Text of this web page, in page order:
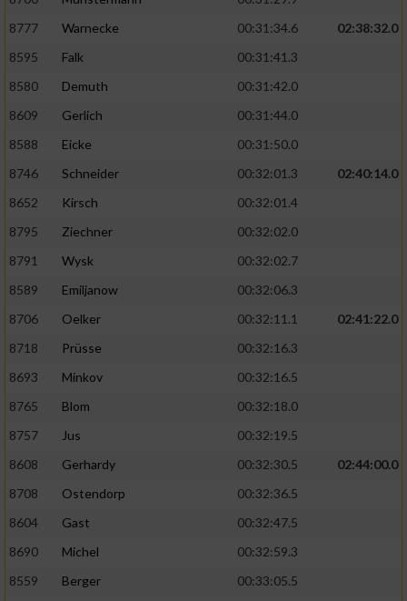
8777
Warnecke 00:31:34.6
02:38:32.0
8595
Falk
00:31:41.3
8580
Demuth
00:31:42.0
8609
Gerlich
00:31:44.0
8588
Eicke
00:31:50.0
8746
Schneider 00:32:01.3
02:40:14.0
8652
Kirsch
00:32:01.4
8795
Ziechner
00:32:02.0
8791
Wysk
00:32:02.7
8589
Emiljanow
00:32:06.3
8706
Oelker 00:32:11.1
02:41:22.0
8718
Prüsse
00:32:16.3
8693
Minkov
00:32:16.5
8765
Blom
00:32:18.0
8757
Jus
00:32:19.5
8608
Gerhardy 00:32:30.5
02:44:00.0
8708
Ostendorp
00:32:36.5
8604
Gast
00:32:47.5
8690
Michel
00:32:59.3
8559
Berger
00:33:05.5